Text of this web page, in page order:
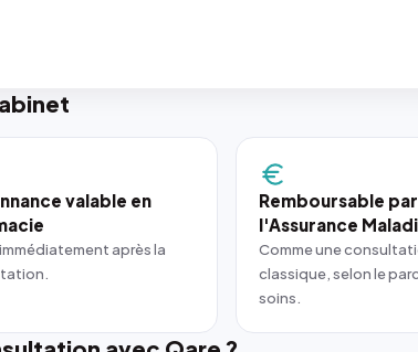
valable en
après la
Remboursable par
l'Assurance
Comme une
classique, selon le
soins.